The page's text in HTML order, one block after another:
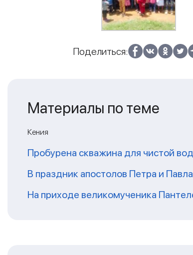
Поделиться:
Материалы по теме
Кения
Пробурена скважина для чистой
В праздник апостолов Петра и
На приходе великомученика